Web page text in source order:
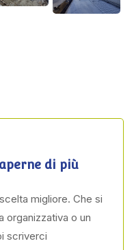
di più
migliore. Che si
organizzativa o un
scriverci